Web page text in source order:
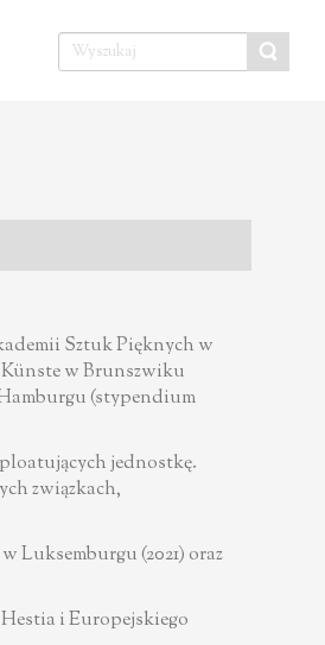
Sztuk Pięknych w
w Brunszwiku
(stypendium
jednostkę.
związkach,
Luksemburgu (2021) oraz
i Europejskiego